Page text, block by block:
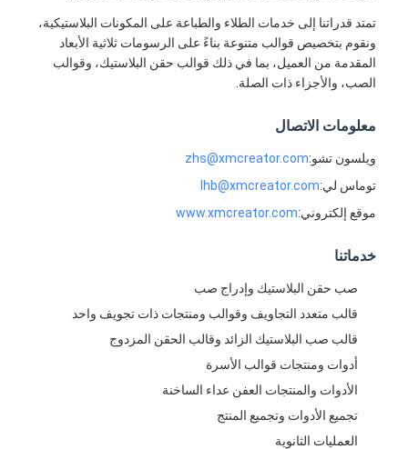
تمتد قدراتنا إلى خدمات الطلاء والطباعة على المكونات البلاستيكية،
ونقوم بتخصيص قوالب متنوعة بناءً على الرسومات ثلاثية الأبعاد
المقدمة من العميل، بما في ذلك قوالب حقن البلاستيك، وقوالب
الصب، والأجزاء ذات الصلة.
معلومات الاتصال
ويلسون تشو:zhs@xmcreator.com
توماس لي:lhb@xmcreator.com
موقع إلكتروني:www.xmcreator.com
خدماتنا
صب حقن البلاستيك وإدراج صب
قالب متعدد التجاويف وقوالب ومنتجات ذات تجويف واحد
قالب صب البلاستيك الزائد وقالب الحقن المزدوج
أدوات ومنتجات قوالب الأسرة
الأدوات والمنتجات العفن عداء الساخنة
تجميع الأدوات وتجميع المنتج
العمليات الثانوية